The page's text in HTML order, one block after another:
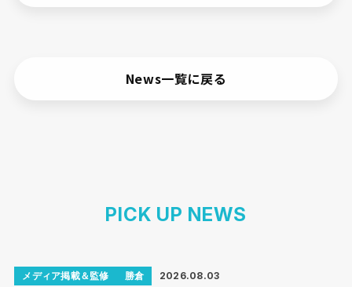
News一覧に戻る
PICK UP NEWS
メディア掲載＆監修 勝倉 2026.08.03